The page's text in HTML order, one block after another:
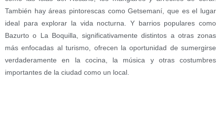
También hay áreas pintorescas como Getsemaní, que es el lugar
ideal para explorar la vida nocturna. Y barrios populares como
Bazurto o La Boquilla, significativamente distintos a otras zonas
más enfocadas al turismo, ofrecen la oportunidad de sumergirse
verdaderamente en la cocina, la música y otras costumbres
importantes de la ciudad como un local.